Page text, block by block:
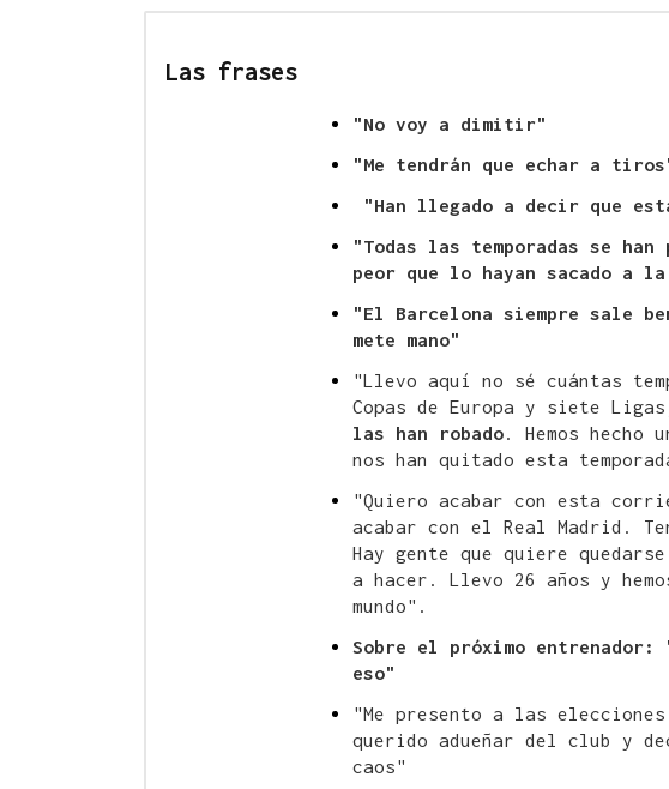
Las frases
"No voy a dimitir"
"Me tendrán que echar a
"Han llegado a decir que
"Todas las temporadas se han
peor que lo hayan sacado a
"El Barcelona siempre sale
mete mano"
"Llevo aquí no sé cuántas
Copas de Europa y siete
las han robado. Hemos hecho
nos han quitado esta
"Quiero acabar con esta
acabar con el Real Madrid.
Hay gente que quiere
a hacer. Llevo 26 años y
mundo".
Sobre el próximo entrenador:
eso"
"Me presento a las
querido adueñar del club y
caos"